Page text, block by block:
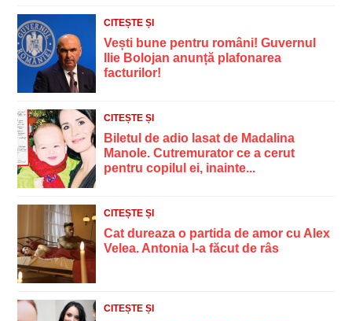
CITEȘTE ȘI
Vești bune pentru români! Guvernul
Ilie Bolojan anunță plafonarea
facturilor!
CITEȘTE ȘI
Biletul de adio lasat de Madalina
Manole. Cutremurator ce a cerut
pentru copilul ei, inainte...
CITEȘTE ȘI
Cat dureaza o partida de amor cu Alex
Velea. Antonia l-a făcut de râs
CITEȘTE ȘI